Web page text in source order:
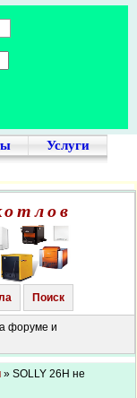
Услуги
Поиск
форуме и
» SOLLY 26H не